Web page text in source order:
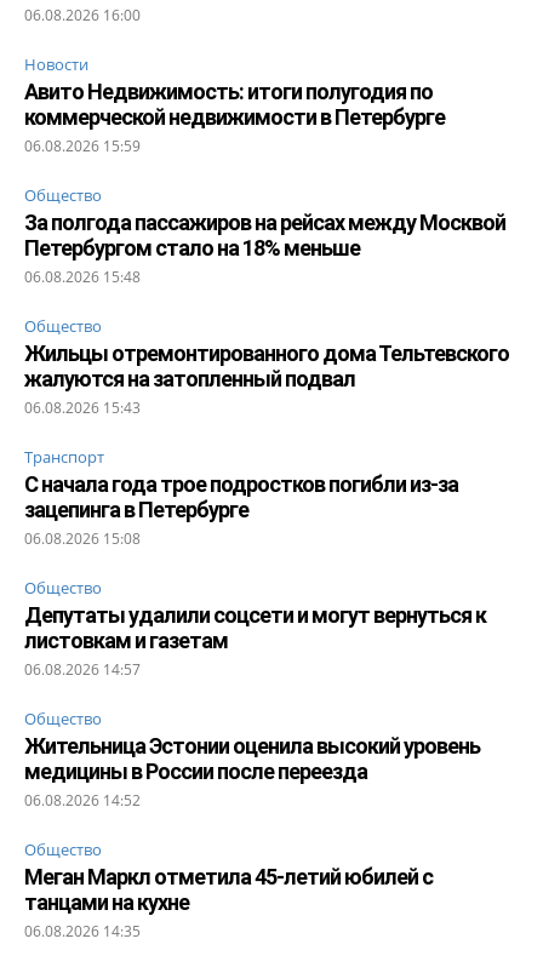
06.08.2026 16:00
Новости
Авито Недвижимость: итоги полугодия по
коммерческой недвижимости в Петербурге
06.08.2026 15:59
Общество
За полгода пассажиров на рейсах между Москвой
Петербургом стало на 18% меньше
06.08.2026 15:48
Общество
Жильцы отремонтированного дома Тельтевского
жалуются на затопленный подвал
06.08.2026 15:43
Транспорт
С начала года трое подростков погибли из-за
зацепинга в Петербурге
06.08.2026 15:08
Общество
Депутаты удалили соцсети и могут вернуться к
листовкам и газетам
06.08.2026 14:57
Общество
Жительница Эстонии оценила высокий уровень
медицины в России после переезда
06.08.2026 14:52
Общество
Меган Маркл отметила 45-летий юбилей с
танцами на кухне
06.08.2026 14:35